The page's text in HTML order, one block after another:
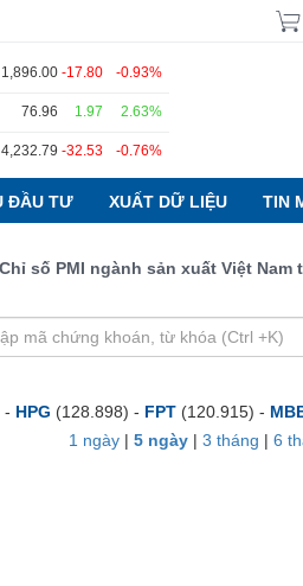
1,896.00 -17.80 -0.93%
76.96 1.97 2.63%
4,232.79 -32.53 -0.76%
ĐẦU TƯ XUẤT DỮ LIỆU TIN
PMI ngành sản xuất Việt Nam
- HPG (128.898) - FPT (120.915) -
1 ngày | 5 ngày | 3 tháng | 6
Dịch vụ